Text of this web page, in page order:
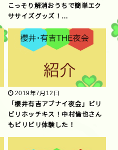
こっそり解消おうちで簡単エク
ササイズグッズ！…
2019年7月12日
「櫻井有吉アブナイ夜会」ビリ
ビリホッチキス！中村倫也さん
もビリビリ体験した！